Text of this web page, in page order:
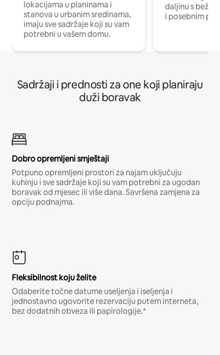
lokacijama u planinama i
stanova u urbanim sredinama,
imaju sve sadržaje koji su vam
potrebni u vašem domu.
daljinu s
i posebnim
Sadržaji i prednosti za one koji planiraju
duži boravak
Dobro opremljeni smještaji
Potpuno opremljeni prostori za najam uključuju
kuhinju i sve sadržaje koji su vam potrebni za ugodan
boravak od mjesec ili više dana. Savršena zamjena za
opciju podnajma.
Fleksibilnost koju želite
Odaberite točne datume useljenja i iseljenja i
jednostavno ugovorite rezervaciju putem interneta,
bez dodatnih obveza ili papirologije.*